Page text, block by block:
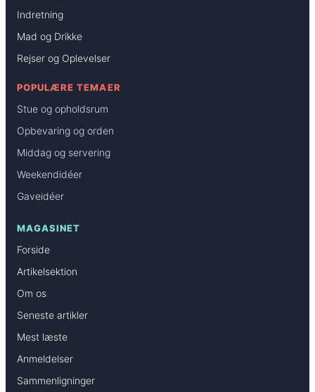
Indretning
Mad og Drikke
Rejser og Oplevelser
POPULÆRE TEMAER
Stue og opholdsrum
Opbevaring og orden
Middag og servering
Weekendidéer
Gaveidéer
MAGASINET
Forside
Artikelsektion
Om os
Seneste artikler
Mest læste
Anmeldelser
Sammenligninger